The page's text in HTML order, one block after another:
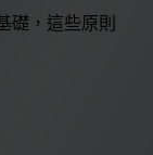
礎，這些原則